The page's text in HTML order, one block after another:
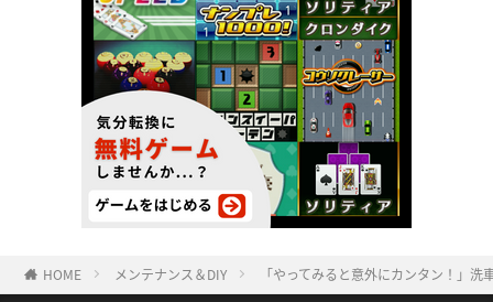
HOME メンテナンス＆DIY 「やってみると意外にカンタン！」